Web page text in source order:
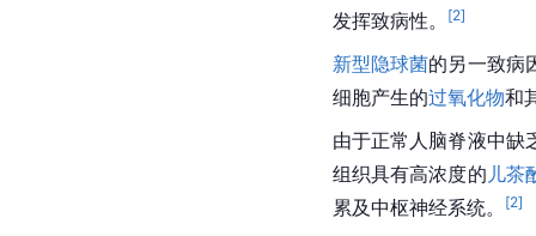
发挥致病性。
[2]
新型隐球菌的另一致病
细胞产生的过氧化物和
由于正常人 脑脊液中缺
组织具有高浓度的 儿茶
累及中枢神经系统。 [2]